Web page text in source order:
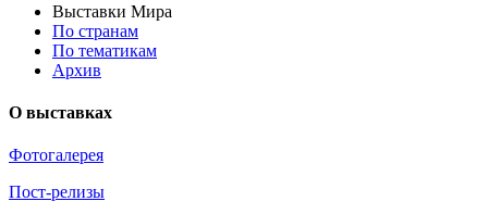
Выставки Мира
По странам
По тематикам
Архив
О выставках
Фотогалерея
Пост-релизы